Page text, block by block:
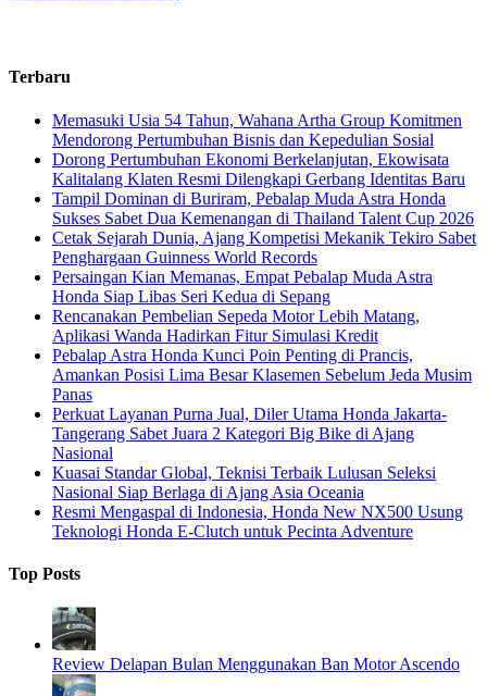
Terbaru
Memasuki Usia 54 Tahun, Wahana Artha Group Komitmen
Mendorong Pertumbuhan Bisnis dan Kepedulian Sosial
Dorong Pertumbuhan Ekonomi Berkelanjutan, Ekowisata
Kalitalang Klaten Resmi Dilengkapi Gerbang Identitas Baru
Tampil Dominan di Buriram, Pebalap Muda Astra Honda
Sukses Sabet Dua Kemenangan di Thailand Talent Cup 2026
Cetak Sejarah Dunia, Ajang Kompetisi Mekanik Tekiro Sabet
Penghargaan Guinness World Records
Persaingan Kian Memanas, Empat Pebalap Muda Astra
Honda Siap Libas Seri Kedua di Sepang
Rencanakan Pembelian Sepeda Motor Lebih Matang,
Aplikasi Wanda Hadirkan Fitur Simulasi Kredit
Pebalap Astra Honda Kunci Poin Penting di Prancis,
Amankan Posisi Lima Besar Klasemen Sebelum Jeda Musim
Panas
Perkuat Layanan Purna Jual, Diler Utama Honda Jakarta-
Tangerang Sabet Juara 2 Kategori Big Bike di Ajang
Nasional
Kuasai Standar Global, Teknisi Terbaik Lulusan Seleksi
Nasional Siap Berlaga di Ajang Asia Oceania
Resmi Mengaspal di Indonesia, Honda New NX500 Usung
Teknologi Honda E-Clutch untuk Pecinta Adventure
Top Posts
Review Delapan Bulan Menggunakan Ban Motor Ascendo